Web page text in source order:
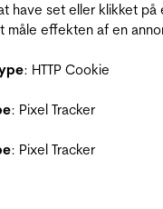
have set eller klikket på
måle effekten af en
: HTTP Cookie
: Pixel Tracker
: Pixel Tracker